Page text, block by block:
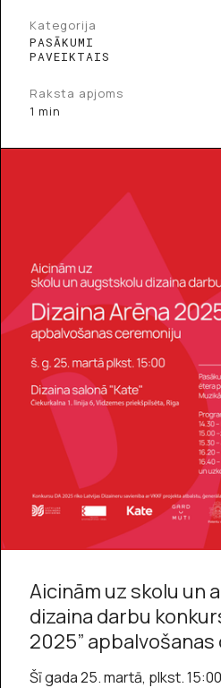
Kategorija
PASĀKUMI
PAVEIKTAIS
Raksta apjoms
1 min
Aicinām uz skolu un
dizaina darbu
2025”
Šī gada 25. martā, plkst.